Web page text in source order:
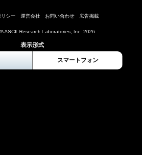
シー 運営会社 お問い合わせ 広告掲載
ASCII Research Laboratories, Inc. 2026
表示形式
スマートフォン